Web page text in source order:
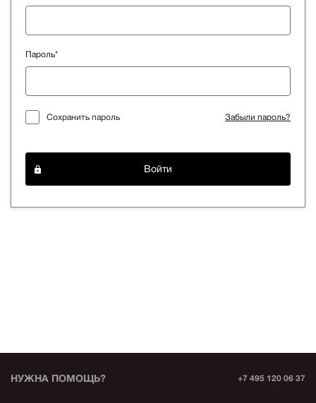
Пароль*
Сохранить пароль Забыли пароль?
Войти
НУЖНА ПОМОЩЬ? +7 495 120 06 37